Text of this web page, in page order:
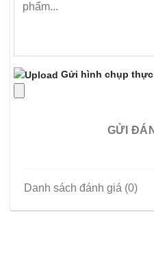
Gửi hình chụp
GỬI
Danh sách đánh giá (0)